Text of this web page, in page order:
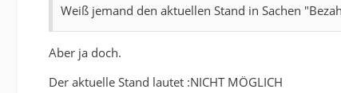
Weiß jemand den aktuellen Stand in Sachen
Aber ja doch.
Der aktuelle Stand lautet :NICHT MÖGLICH